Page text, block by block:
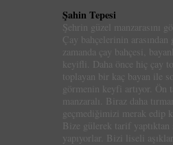
Şahin Tepesi
Şehrin güzel manzarasını
Çay bahçelerinin
zamanda çay bahçesi,
keyifli. Daha önce hiç çay
toplayan bir kaç bayan ile
görmenin keyfi artıyor. Ön
manzaralı. Biraz daha
geçmediğimizi merak edip
Bize gülerek tarif yaptıktan
yapıyorlar. Bizi liseli